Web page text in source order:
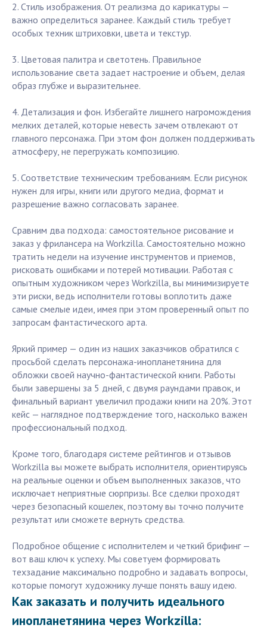
2. Стиль изображения. От реализма до карикатуры —
важно определиться заранее. Каждый стиль требует
особых техник штриховки, цвета и текстур.
3. Цветовая палитра и светотень. Правильное
использование света задает настроение и объем, делая
образ глубже и выразительнее.
4. Детализация и фон. Избегайте лишнего нагромождения
мелких деталей, которые невесть зачем отвлекают от
главного персонажа. При этом фон должен поддерживать
атмосферу, не перегружать композицию.
5. Соответствие техническим требованиям. Если рисунок
нужен для игры, книги или другого медиа, формат и
разрешение важно согласовать заранее.
Сравним два подхода: самостоятельное рисование и
заказ у фрилансера на Workzilla. Самостоятельно можно
тратить недели на изучение инструментов и приемов,
рисковать ошибками и потерей мотивации. Работая с
опытным художником через Workzilla, вы минимизируете
эти риски, ведь исполнители готовы воплотить даже
самые смелые идеи, имея при этом проверенный опыт по
запросам фантастического арта.
Яркий пример — один из наших заказчиков обратился с
просьбой сделать персонажа-инопланетянина для
обложки своей научно-фантастической книги. Работы
были завершены за 5 дней, с двумя раундами правок, и
финальный вариант увеличил продажи книги на 20%. Этот
кейс — наглядное подтверждение того, насколько важен
профессиональный подход.
Кроме того, благодаря системе рейтингов и отзывов
Workzilla вы можете выбрать исполнителя, ориентируясь
на реальные оценки и объем выполненных заказов, что
исключает неприятные сюрпризы. Все сделки проходят
через безопасный кошелек, поэтому вы точно получите
результат или сможете вернуть средства.
Подробное общение с исполнителем и четкий брифинг —
вот ваш ключ к успеху. Мы советуем формировать
техзадание максимально подробно и задавать вопросы,
которые помогут художнику лучше понять вашу идею.
Как заказать и получить идеального
инопланетянина через Workzilla: